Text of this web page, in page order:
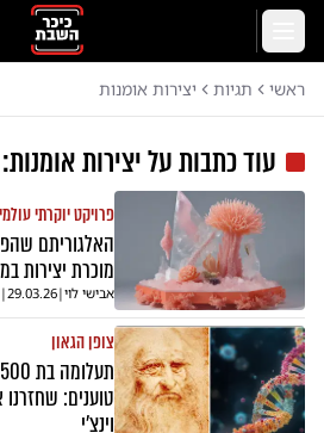
דלג לתוכן הראשי
ראשי תגיות יצירות אומנות
עוד כתבות עליצירות אומנות:
פרויקט יוקרתי עולמי
האלגוריתם
מוכרת יצירות
אבישי לוי|
29.03.26
|
צופן הגאון
וינצ'י